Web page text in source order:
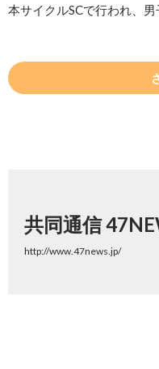
本サイクルSCで行われ、
共同通信
http://www.47news.jp/